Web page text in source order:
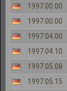
1997.00.00
1997.00.00
1997.04.00
1997.04.10
1997.05.08
1997.05.15